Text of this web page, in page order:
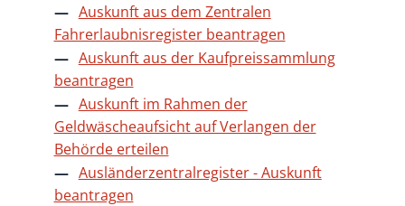
Auskunft aus dem Zentralen
Fahrerlaubnisregister beantragen
Auskunft aus der Kaufpreissammlung
beantragen
Auskunft im Rahmen der
Geldwäscheaufsicht auf Verlangen der
Behörde erteilen
Ausländerzentralregister - Auskunft
beantragen